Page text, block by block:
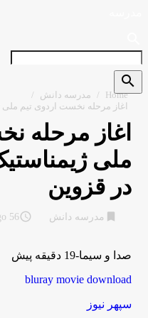
Home مدرسه دانش
اغاز مرحله نخست اردوی تیم ملی
اغاز مرحله
ملی
در قزوین
مدرسه دانش access_time
56 years ago
صدا و سیما-19 دقیقه پیش
bluray movie download
سپهر نیوز
search